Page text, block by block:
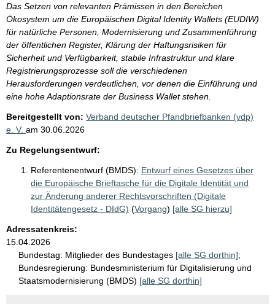
Das Setzen von relevanten Prämissen in den Bereichen
Ökosystem um die Europäischen Digital Identity Wallets (EUDIW)
für natürliche Personen, Modernisierung und Zusammenführung
der öffentlichen Register, Klärung der Haftungsrisiken für
Sicherheit und Verfügbarkeit, stabile Infrastruktur und klare
Registrierungsprozesse soll die verschiedenen
Herausforderungen verdeutlichen, vor denen die Einführung und
eine hohe Adaptionsrate der Business Wallet stehen.
Bereitgestellt von: Verband deutscher Pfandbriefbanken (vdp)
e. V. am 30.06.2026
Zu Regelungsentwurf:
Referentenentwurf (BMDS): Entwurf eines Gesetzes über
die Europäische Brieftasche für die Digitale Identität und
zur Änderung anderer Rechtsvorschriften (Digitale
Identitätengesetz - DIdG) (Vorgang) [alle SG hierzu]
Adressatenkreis:
15.04.2026
Bundestag: Mitglieder des Bundestages [alle SG dorthin];
Bundesregierung: Bundesministerium für Digitalisierung und
Staatsmodernisierung (BMDS) [alle SG dorthin]